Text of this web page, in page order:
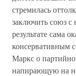
стремилась
заключить союз с
результате сама
консервативным
Маркс о
напирающую на